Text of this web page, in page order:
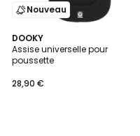
Nouveau
DOOKY
Assise universelle pour
poussette
28,90 €